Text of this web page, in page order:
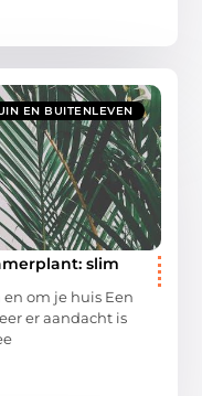
EN BUITENLEVEN
slim
om je huis Een
er aandacht is